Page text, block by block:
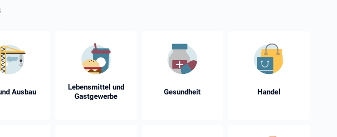
Ausbau
Lebensmittel und
Gastgewerbe
Gesundheit Handel